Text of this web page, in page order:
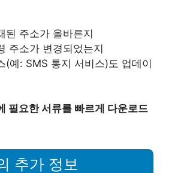
된 주소가 올바른지
주소가 변경되었는지
(예: SMS 통지 서비스)도 업데이
필요한 서류를 빠르게 다운로드
추가 정보